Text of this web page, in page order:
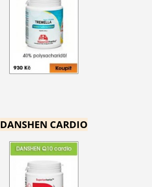
DANSHEN CARDIO